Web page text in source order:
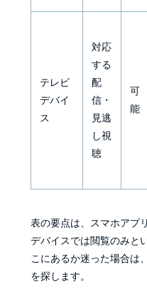
テレビ
デバイ
ス
対応
する
配
信・
見逃
し視
聴
可
能
表の要点は、スマホアプ
デバイスでは閲覧のみと
こにあるか迷った場合は
を探します。